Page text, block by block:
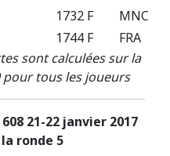
1732 F
MNC
1744 F
FRA
sont calculées sur la
tous les joueurs
21-22 janvier 2017
ronde 5